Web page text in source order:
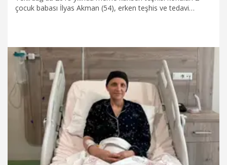
çocuk babası İlyas Akman (54), erken teşhis ve tedavi
erkeklerin meme kanserini bazen umursamadıklarını
belirterek, ‘Erken teşhis hayat kurtarır. Benimki de o şekilde
oldu" dedi.
30.07.2026 Sağlık-Yaşam